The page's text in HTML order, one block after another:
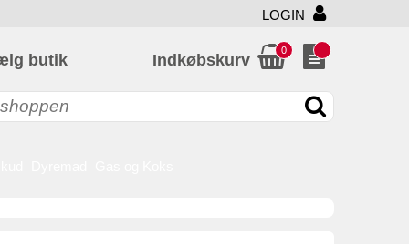
LOGIN
butik Indkøbskurv
0